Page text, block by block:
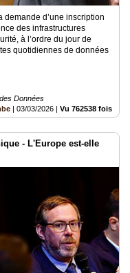
demande d’une inscription
des infrastructures
à l’ordre du jour de
quotidiennes de données
Données
| 03/03/2026 | Vu 762538 fois
- L'Europe est-elle